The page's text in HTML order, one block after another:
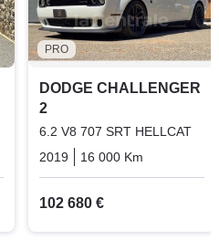
Essence
PRO
DODGE CHALLENGER
2
6.2 V8 707 SRT HELLCAT
2019
16 000 Km
102 680 €